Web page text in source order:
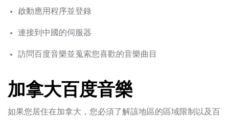
啟動應用程序並登錄
連接到中國的伺服器
訪問百度音樂並蒐索您喜歡的音樂曲目
加拿大百度音樂
如果您居住在加拿大，您必須了解該地區的區域限制以及百